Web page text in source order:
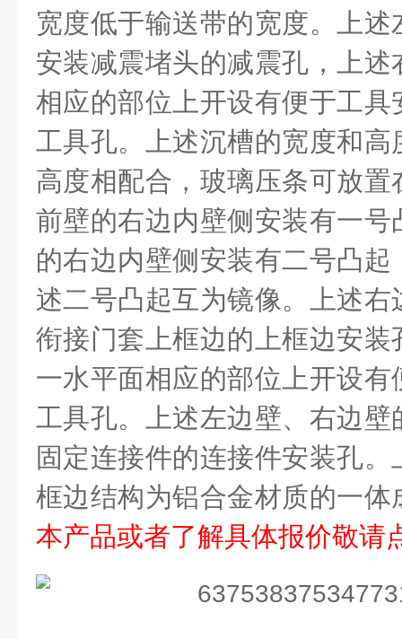
宽度低于输送带的宽度。上
安装减震堵头的减震孔，上
相应的部位上开设有便于工
工具孔。上述沉槽的宽度和
高度相配合，玻璃压条可放
前壁的右边内壁侧安装有一
的右边内壁侧安装有二号凸
述二号凸起互为镜像。上述
衔接门套上框边的上框边安
一水平面相应的部位上开设
工具孔。上述左边壁、右边
固定连接件的连接件安装孔
框边结构为铝合金材质的一体
本产品或者了解具体报价敬